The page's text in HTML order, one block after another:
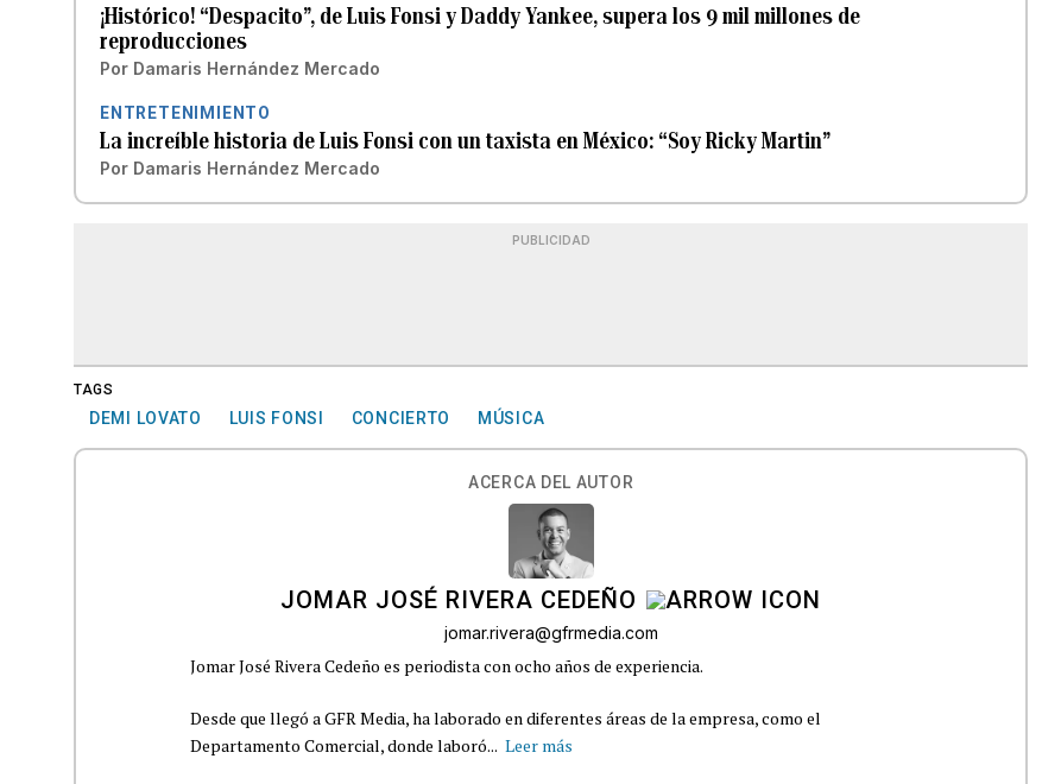
¡Histórico! “Despacito”, de Luis Fonsi y Daddy Yankee, supera los 9 mil millones de
reproducciones
Por Damaris Hernández Mercado
ENTRETENIMIENTO
La increíble historia de Luis Fonsi con un taxista en México: “Soy Ricky Martin”
Por Damaris Hernández Mercado
PUBLICIDAD
TAGS
DEMI LOVATO LUIS FONSI CONCIERTO MÚSICA
ACERCA DEL AUTOR
JOMAR JOSÉ RIVERA CEDEÑO
jomar.rivera@gfrmedia.com
Jomar José Rivera Cedeño es periodista con ocho años de experiencia.
Desde que llegó a GFR Media, ha laborado en diferentes áreas de la empresa, como el
Departamento Comercial, donde laboró... Leer más